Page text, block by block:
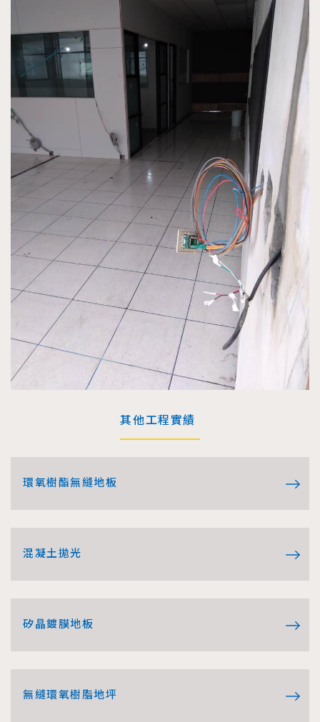
其他工程實績
環氧樹酯無縫地板
混凝土拋光
矽晶鍍膜地板
無縫環氧樹脂地坪